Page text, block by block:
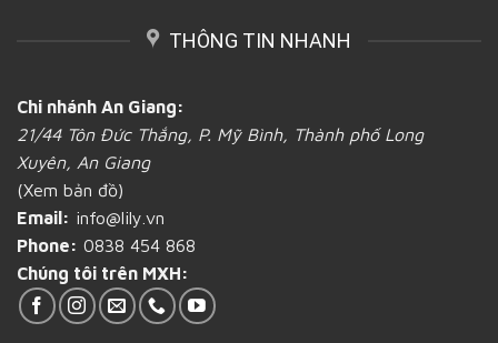
tại
đẹp,
cả
bảo
dùng
THÔNG TIN NHANH
Chi nhánh An Giang:
21/44 Tôn Đức Thắng, P. Mỹ Bình, Thành phố Long
Xuyên, An Giang
(Xem bản đồ)
Email: info@lily.vn
Phone: 0838 454 868
Chúng tôi trên MXH: